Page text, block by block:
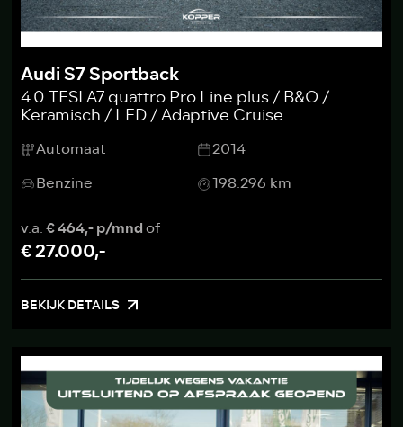
Audi S7 Sportback
4.0 TFSI A7 quattro Pro Line plus / B&O /
Keramisch / LED / Adaptive Cruise
Automaat
2014
Benzine
198.296 km
v.a.€ 464,- p/mndof
€ 27.000,-
BEKIJK DETAILS